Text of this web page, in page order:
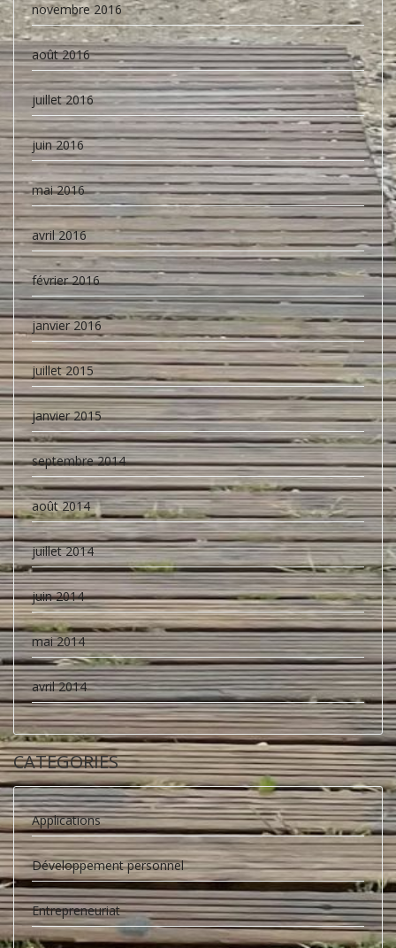
novembre 2016
août 2016
juillet 2016
juin 2016
mai 2016
avril 2016
février 2016
janvier 2016
juillet 2015
janvier 2015
septembre 2014
août 2014
juillet 2014
juin 2014
mai 2014
avril 2014
CATEGORIES
Applications
Développement personnel
Entrepreneuriat